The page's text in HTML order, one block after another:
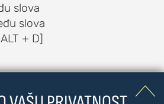

slova
slova
+ D]